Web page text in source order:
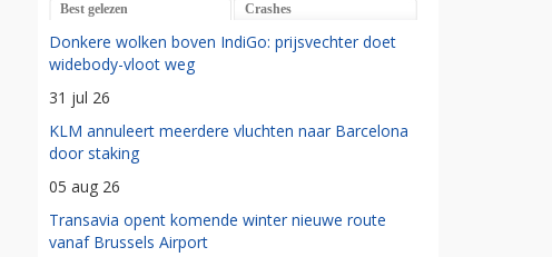
Best gelezen Crashes
Donkere wolken boven IndiGo: prijsvechter doet
widebody-vloot weg
31 jul 26
KLM annuleert meerdere vluchten naar Barcelona
door staking
05 aug 26
Transavia opent komende winter nieuwe route
vanaf Brussels Airport